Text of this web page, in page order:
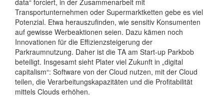
data“ forciert, in der Zusammenarbeit mit
Transportunternehmen oder Supermarktketten gebe es viel
Potenzial. Etwa herauszufinden, wie sensitiv Konsumenten
auf gewisse Werbeaktionen seien. Dazu kämen noch
Innovationen für die Effizienzsteigerung der
Parkraumnutzung. Daher ist die TA am Start-up Parkbob
beteiligt. Insgesamt sieht Plater viel Zukunft in „digital
capitalism“: Software von der Cloud nutzen, mit der Cloud
teilen, die Verarbeitungskapazitäten und die Profitabilität
mittels Clouds erhöhen.